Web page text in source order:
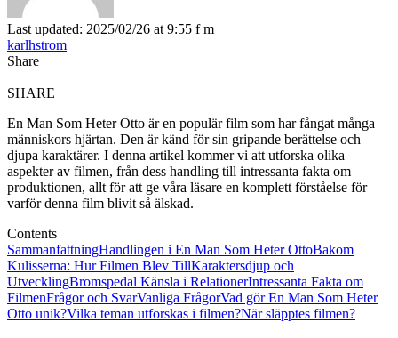
Last updated: 2025/02/26 at 9:55 f m
karlhstrom
Share
SHARE
En Man Som Heter Otto är en populär film som har fångat många
människors hjärtan. Den är känd för sin gripande berättelse och
djupa karaktärer. I denna artikel kommer vi att utforska olika
aspekter av filmen, från dess handling till intressanta fakta om
produktionen, allt för att ge våra läsare en komplett förståelse för
varför denna film blivit så älskad.
Contents
SammanfattningHandlingen i En Man Som Heter OttoBakom
Kulisserna: Hur Filmen Blev TillKaraktersdjup och
UtvecklingBromspedal Känsla i RelationerIntressanta Fakta om
FilmenFrågor och SvarVanliga FrågorVad gör En Man Som Heter
Otto unik?Vilka teman utforskas i filmen?När släpptes filmen?